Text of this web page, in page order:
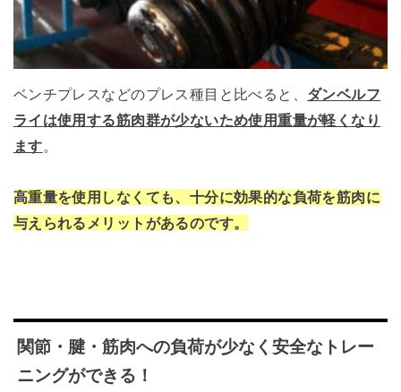
ベンチプレスなどのプレス種目と比べると、 ダンベルフ
ライは使用する筋肉群が少ないため使用重量が軽くなり
ます
高重量を使用しなくても、十分に効果的な負荷を筋肉に
与えられるメリットがあるのです。
関節・腱・筋肉への負荷が少なく安全なトレー
ニングができる！